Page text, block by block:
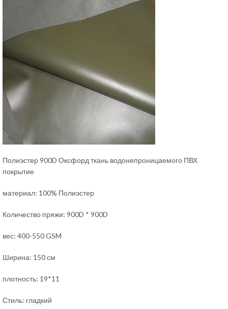
Полиэстер 900D Оксфорд ткань водонепроницаемого ПВХ
покрытие
материал: 100% Полиэстер
Количество пряжи: 900D * 900D
вес: 400-550 GSM
Ширина: 150 см
плотность: 19*11
Стиль: гладкий